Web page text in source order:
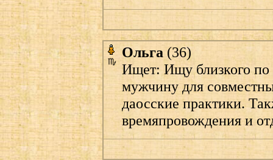
Ольга (36)
Ищет: Ищу близкого
мужчину для
даосские практики.
времяпровождения и